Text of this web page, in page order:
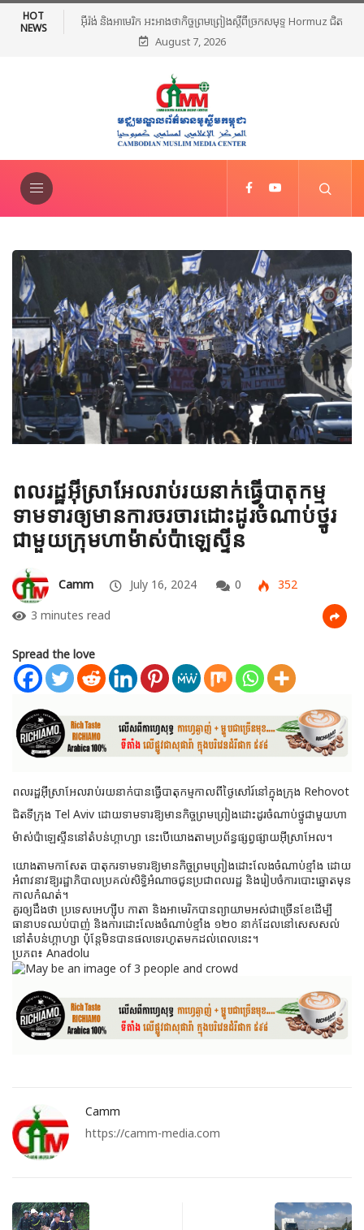
HOT
NEWS
អ៊ីរ៉ង់ និងអាមេរិក អះអាងថាកិច្ចព្រមព្រៀងស្តីពីច្រកសមុទ្ទ Hormuz ជិត
សម្រេចបានហើយ
August 7, 2026
ពលរដ្ឋអ៊ីស្រាអែលរាប់រយនាក់ធ្វើបាតុកម្ម
ទាមទារឲ្យមានការចរចារដោះដូរចំណាប់ថ្នូរ
ជាមួយក្រុមហាម៉ាស់ប៉ាឡេស្ទីន
Camm July 16, 2024 0
352
3 minutes read
Spread the love
ពលរដ្ឋអ៊ីស្រាអែលរាប់រយនាក់បានធ្វើបាតុកម្មកាលពីថ្ងៃសៅរ៍នៅក្នុងក្រុង Rehovot
ជិតទីក្រុង Tel Aviv ដោយទាមទារឱ្យមានកិច្ចព្រមព្រៀងដោះដូរចំណាប់ថ្នូជាមួយហា
ម៉ាស់ប៉ាឡេស្ទីននៅតំបន់ហ្គាហ្សា នេះបើយោងតាមប្រព័ន្ធផ្សព្វផ្សាយអ៊ីស្រាអែល។
យោងតាមកាសែត បាតុករទាមទារឱ្យមានកិច្ចព្រមព្រៀងដោះលែងចំណាប់ខ្មាំង ដោយ
អំពាវនាវឱ្យរដ្ឋាភិបាលប្រគល់សិទ្ធិអំណាចជូនប្រជាពលរដ្ឋ និងរៀបចំការបោះឆ្នោតមុន
កាលកំណត់។
គួរឲ្យដឹងថា ប្រទេសអេហ្ស៊ីប កាតា និងអាមេរិកបានព្យាយាមអស់ជាច្រើនខែដើម្បី
ធានាបទឈប់បាញ់ និងការដោះលែងចំណាប់ខ្មាំង ១២០ នាក់ដែលនៅសេសសល់
នៅតំបន់ហ្គាហ្សា ប៉ុន្តែមិនបានផលទេរហូតមកដល់ពេលនេះ។
ប្រភព៖ Anadolu
Camm
https://camm-media.com